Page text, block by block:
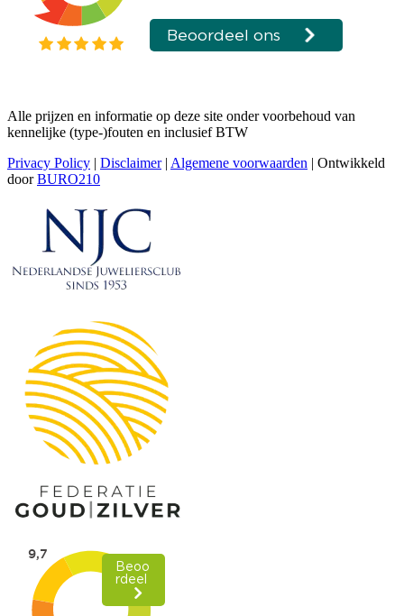
Alle prijzen en informatie op deze site onder voorbehoud van
kennelijke (type-)fouten en inclusief BTW
Privacy Policy | Disclaimer| Algemene voorwaarden | Ontwikkeld
doorBURO210